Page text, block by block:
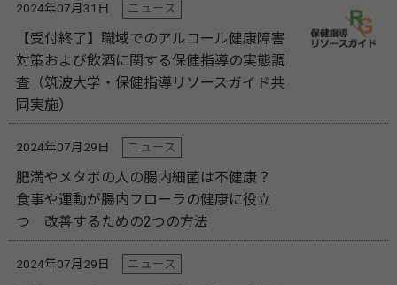
2024年07月31日 ニュース
【受付終了】職域でのアルコール健康障害
対策および飲酒に関する保健指導の実態調
査（筑波大学・保健指導リソースガイド共
同実施）
2024年07月29日 ニュース
肥満やメタボの人の腸内細菌は不健康？
食事や運動が腸内フローラの健康に役立
つ 改善するための2つの方法
2024年07月29日 ニュース